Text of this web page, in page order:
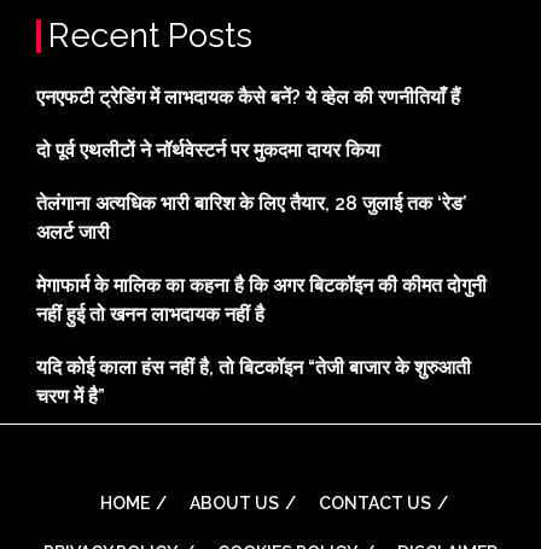
Recent Posts
एनएफटी ट्रेडिंग में लाभदायक कैसे बनें? ये व्हेल की रणनीतियाँ हैं
दो पूर्व एथलीटों ने नॉर्थवेस्टर्न पर मुकदमा दायर किया
तेलंगाना अत्यधिक भारी बारिश के लिए तैयार, 28 जुलाई तक ‘रेड’
अलर्ट जारी
मेगाफार्म के मालिक का कहना है कि अगर बिटकॉइन की कीमत दोगुनी
नहीं हुई तो खनन लाभदायक नहीं है
यदि कोई काला हंस नहीं है, तो बिटकॉइन “तेजी बाजार के शुरुआती
चरण में है”
HOME ABOUT US CONTACT US